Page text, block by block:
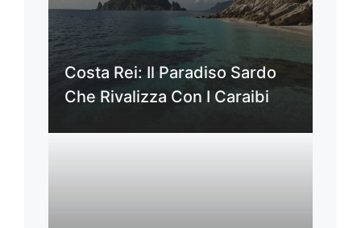
Costa Rei: Il Paradiso Sardo
Che Rivalizza Con I Caraibi